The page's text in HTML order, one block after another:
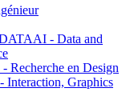
- Data and
Recherche en Design
Graphics